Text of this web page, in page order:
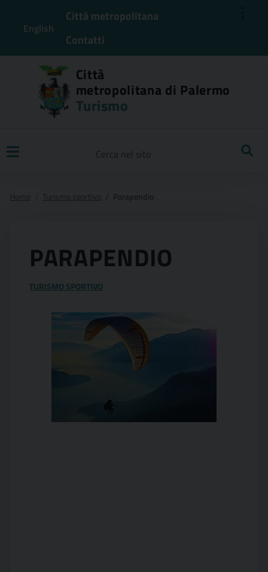
English
Città metropolitana
Contatti
Città
metropolitana di Palermo
Turismo
PARAPENDIO
TURISMO SPORTIVO